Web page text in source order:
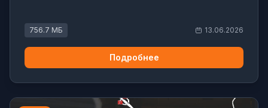
756.7 МБ 13.06.2026
Подробнее